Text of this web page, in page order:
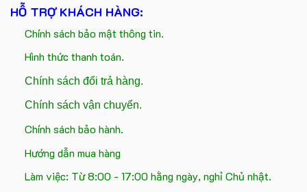
HỖ TRỢ KHÁCH HÀNG:
Chính sách bảo mật thông tin.
Hình thức thanh toán.
Chính sách đổi trả hàng.
Chính sách vận chuyển.
Chính sách bảo hành.
Hướng dẫn mua hàng
Làm việc: Từ 8:00 - 17:00 hằng ngày, nghỉ Chủ nhật.